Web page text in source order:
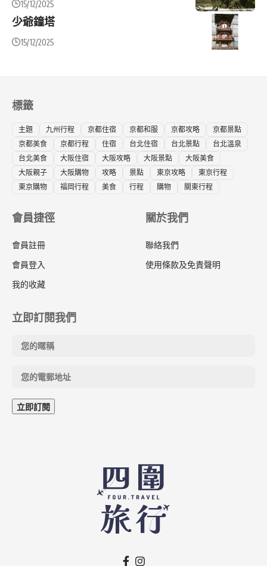
15/12/2025
少爺鐘塔
15/12/2025
標籤
主題 九州行程 京都住宿 京都和服 京都攻略
京都景點
京都美食
京都行程 住宿 台北住宿 台北景點
台北溫泉
台北美食
大阪住宿 大阪攻略 大阪景點
大阪美食
大阪親子
大阪購物 攻略 景點 東京攻略
東京行程
東京購物
福岡行程 美食 行程 購物 關東行程
會員捷徑
會員註冊
會員登入
我的收藏
關於我們
聯絡我們
使用條款及免責聲明
立即訂閱我們